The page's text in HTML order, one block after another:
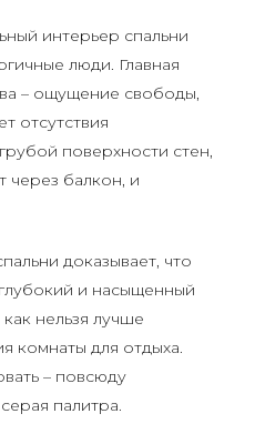
интерьер спальни
люди. Главная
– ощущение свободы,
отсутствия
поверхности стен,
через балкон, и
доказывает, что
и насыщенный
нельзя лучше
комнаты для отдыха.
– повсюду
палитра.